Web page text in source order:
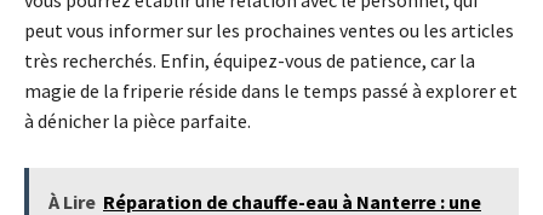
peut vous informer sur les prochaines ventes ou les articles
très recherchés. Enfin, équipez-vous de patience, car la
magie de la friperie réside dans le temps passé à explorer et
à dénicher la pièce parfaite.
À Lire Réparation de chauffe-eau à Nanterre : une